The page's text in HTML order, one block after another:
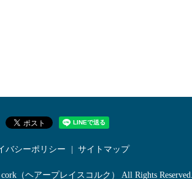
バシーポリシー サイトマップ
（ヘアープレイスコルク） All Rights Reserved.